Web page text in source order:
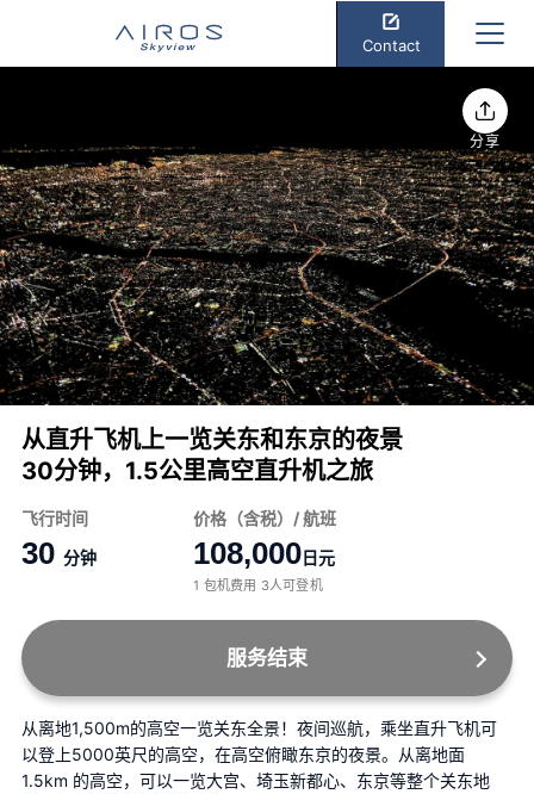
Contact
分享
从直升飞机上一览关东和东京的夜景
30分钟，1.5公里高空直升机之旅
飞行时间
30 分钟
价格（含税）/ 航班
108,000日元
1 包机费用 3人可登机
服务结束
从离地1,500m的高空一览关东全景！夜间巡航，乘坐直升飞机可
以登上5000英尺的高空，在高空俯瞰东京的夜景。从离地面
1.5km 的高空，可以一览大宫、埼玉新都心、东京等整个关东地